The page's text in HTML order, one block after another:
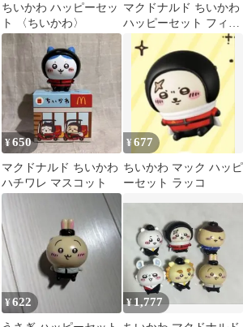
ちいかわ ハッピーセッ
ト 〈ちいかわ〉
マクドナルド ちいかわ
ハッピーセット フィギ
ュア 2種セット
¥650
マクドナルド ちいかわ
ハチワレ マスコット
¥677
ちいかわ マック ハッピ
ーセット ラッコ
¥622 ¥1,777